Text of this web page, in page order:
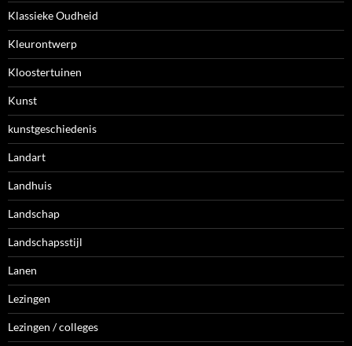
Klassieke Oudheid
Kleurontwerp
Kloostertuinen
Kunst
kunstgeschiedenis
Landart
Landhuis
Landschap
Landschapsstijl
Lanen
Lezingen
Lezingen / colleges